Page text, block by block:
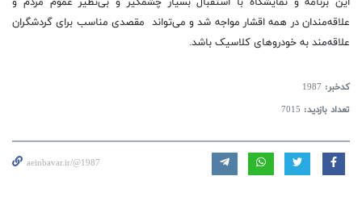
علاقه‌مندان در همه اقشار مواجه شد و می‌تواند مقصدی مناسب برای گردشگران
علاقه‌مند به خودروهای کلاسیک باشد.
کدخبر: 1987
تعداد بازدید: 7015
aeinbavar.ir/@1987